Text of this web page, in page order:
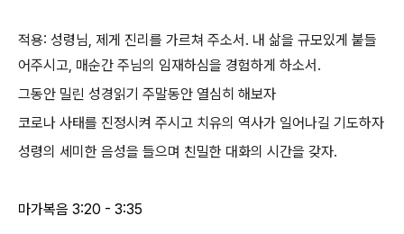
적용: 성령님, 제게 진리를 가르쳐 주소서. 내 삶을 규모있게 붙들
어주시고, 매순간 주님의 임재하심을 경험하게 하소서.
그동안 밀린 성경읽기 주말동안 열심히 해보자
코로나 사태를 진정시켜 주시고 치유의 역사가 일어나길 기도하자
성령의 세미한 음성을 들으며 친밀한 대화의 시간을 갖자.
마가복음 3:20 - 3:35